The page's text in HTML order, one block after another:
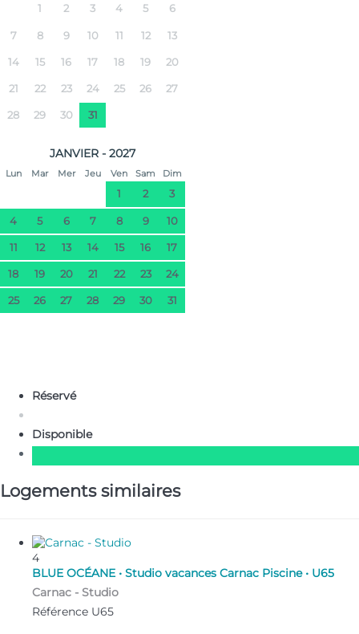
1 2 3 4 5 6
7 8 9 10 11 12 13
14 15 16 17 18 19 20
21 22 23 24 25 26 27
28 29 30 31
JANVIER - 2027
Lun Mar Mer Jeu Ven Sam Dim
1 2 3
4 5 6 7 8 9 10
11 12 13 14 15 16 17
18 19 20 21 22 23 24
25 26 27 28 29 30 31
Réservé
Disponible
Logements similaires
4
BLUE OCÉANE • Studio vacances Carnac Piscine • U65
Carnac - Studio
Référence U65